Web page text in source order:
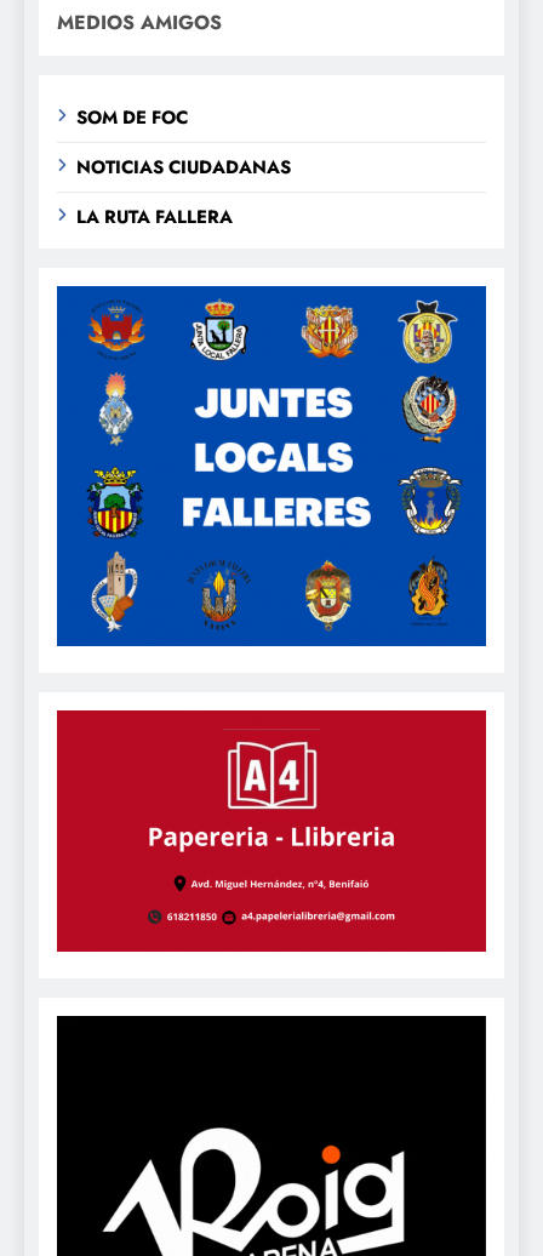
MEDIOS AMIGOS
SOM DE FOC
NOTICIAS CIUDADANAS
LA RUTA FALLERA